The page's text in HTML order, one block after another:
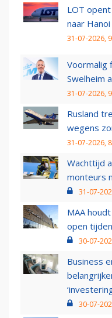
LOT
naar Hanoi
31-07-2026,
Voormalig
Swelheim
31-07-2026,
Rusland
wegens
31-07-2026,
Wachttijd
monteurs
31-07-
MAA
open
30-07-
Business
30-07-